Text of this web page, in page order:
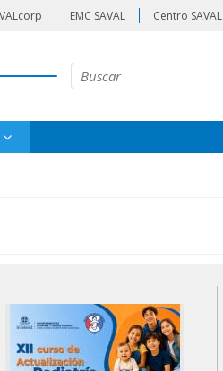
EMC SAVAL Centro SAVAL